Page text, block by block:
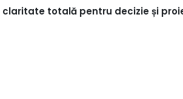
claritate totală pentru decizie și